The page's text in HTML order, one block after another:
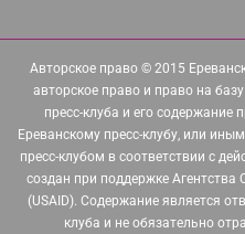
Авторское право © 2015
авторское право и право на
пресс-клуба и его
Ереванскому пресс-клубу, или
пресс-клубом в соответствии с
создан при поддержке
(USAID). Содержание является
клуба и не обязательно